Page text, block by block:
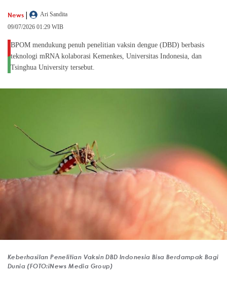
News |
Ari Sandita
09/07/2026 01:29 WIB
BPOM mendukung penuh penelitian vaksin dengue (DBD) berbasis
teknologi mRNA kolaborasi Kemenkes, Universitas Indonesia, dan
Tsinghua University tersebut.
Keberhasilan Penelitian Vaksin DBD Indonesia Bisa Berdampak Bagi
Dunia (FOTO:iNews Media Group)